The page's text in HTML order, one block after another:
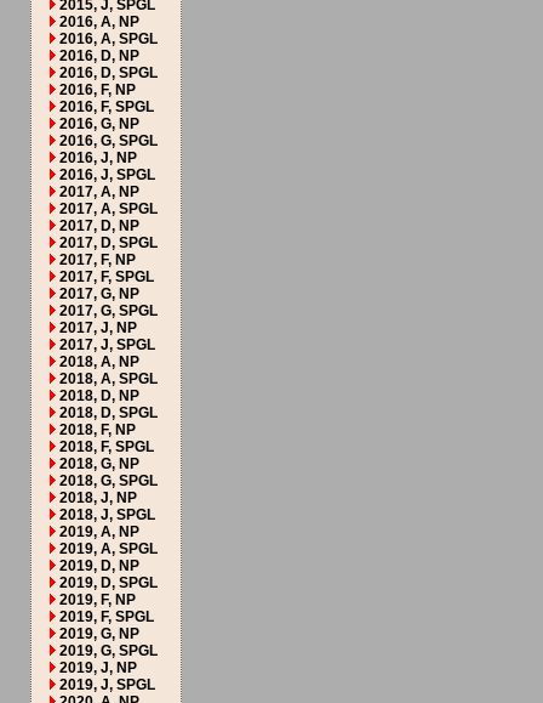
2015, J, SPGL
2016, A, NP
2016, A, SPGL
2016, D, NP
2016, D, SPGL
2016, F, NP
2016, F, SPGL
2016, G, NP
2016, G, SPGL
2016, J, NP
2016, J, SPGL
2017, A, NP
2017, A, SPGL
2017, D, NP
2017, D, SPGL
2017, F, NP
2017, F, SPGL
2017, G, NP
2017, G, SPGL
2017, J, NP
2017, J, SPGL
2018, A, NP
2018, A, SPGL
2018, D, NP
2018, D, SPGL
2018, F, NP
2018, F, SPGL
2018, G, NP
2018, G, SPGL
2018, J, NP
2018, J, SPGL
2019, A, NP
2019, A, SPGL
2019, D, NP
2019, D, SPGL
2019, F, NP
2019, F, SPGL
2019, G, NP
2019, G, SPGL
2019, J, NP
2019, J, SPGL